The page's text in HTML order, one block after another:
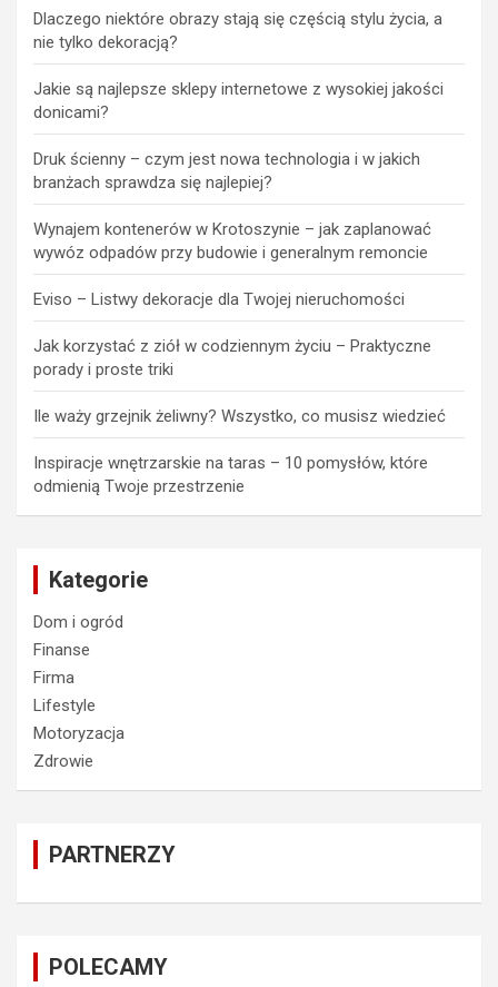
Dlaczego niektóre obrazy stają się częścią stylu życia, a
nie tylko dekoracją?
Jakie są najlepsze sklepy internetowe z wysokiej jakości
donicami?
Druk ścienny – czym jest nowa technologia i w jakich
branżach sprawdza się najlepiej?
Wynajem kontenerów w Krotoszynie – jak zaplanować
wywóz odpadów przy budowie i generalnym remoncie
Eviso – Listwy dekoracje dla Twojej nieruchomości
Jak korzystać z ziół w codziennym życiu – Praktyczne
porady i proste triki
Ile waży grzejnik żeliwny? Wszystko, co musisz wiedzieć
Inspiracje wnętrzarskie na taras – 10 pomysłów, które
odmienią Twoje przestrzenie
Kategorie
Dom i ogród
Finanse
Firma
Lifestyle
Motoryzacja
Zdrowie
PARTNERZY
POLECAMY